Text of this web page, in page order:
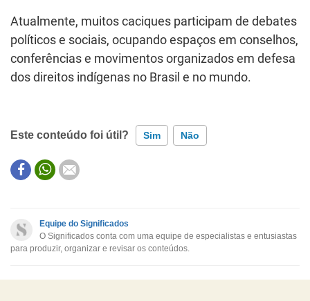
Atualmente, muitos caciques participam de debates
políticos e sociais, ocupando espaços em conselhos,
conferências e movimentos organizados em defesa
dos direitos indígenas no Brasil e no mundo.
Este conteúdo foi útil? Sim Não
Este conteúdo não tem a informação que procuro
Outro
Equipe do Significados
O Significados conta com uma equipe de especialistas e entusiastas
para produzir, organizar e revisar os conteúdos.